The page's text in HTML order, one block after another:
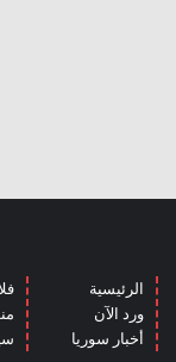
الرئيسية
ورد الآن
أخبار سوريا